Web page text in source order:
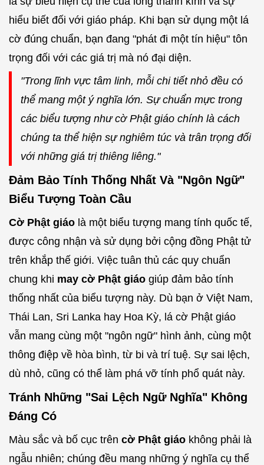
hiểu biết đối với giáo pháp. Khi bạn sử dụng một lá
cờ đúng chuẩn, bạn đang "phát đi một tín hiệu" tôn
trọng đối với các giá trị mà nó đại diện.
"Trong lĩnh vực tâm linh, mỗi chi tiết nhỏ đều có
thể mang một ý nghĩa lớn. Sự chuẩn mực trong
các biểu tượng như cờ Phật giáo chính là cách
chúng ta thể hiện sự nghiêm túc và trân trọng đối
với những giá trị thiêng liêng."
Đảm Bảo Tính Thống Nhất Và "Ngôn Ngữ"
Biểu Tượng Toàn Cầu
Cờ Phật giáo là một biểu tượng mang tính quốc tế,
được công nhận và sử dụng bởi cộng đồng Phật tử
trên khắp thế giới. Việc tuân thủ các quy chuẩn
chung khi may cờ Phật giáo giúp đảm bảo tính
thống nhất của biểu tượng này. Dù bạn ở Việt Nam,
Thái Lan, Sri Lanka hay Hoa Kỳ, lá cờ Phật giáo
vẫn mang cùng một "ngôn ngữ" hình ảnh, cùng một
thông điệp về hòa bình, từ bi và trí tuệ. Sự sai lệch,
dù nhỏ, cũng có thể làm phá vỡ tính phổ quát này.
Tránh Những "Sai Lệch Ngữ Nghĩa" Không
Đáng Có
Màu sắc và bố cục trên cờ Phật giáo không phải là
ngẫu nhiên; chúng đều mang những ý nghĩa cụ thể